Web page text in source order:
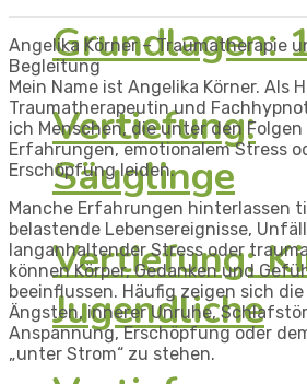
Grundlagen:
Vertiefung:
Säuglinge
Vertiefung:
Jugendliche
Angelika Körner – Traumatherapie
Begleitung
Mein Name ist Angelika Körner. Als
Traumatherapeutin und
ich Menschen, die unter den
Erfahrungen, emotionalem Stress
Erschöpfung leiden.
Manche Erfahrungen hinterlassen
belastende Lebensereignisse,
langanhaltender Stress oder
können Körper, Gedanken und
beeinflussen. Häufig zeigen sich
Ängsten, innerer Unruhe,
Anspannung, Erschöpfung oder
„unter Strom“ zu stehen.